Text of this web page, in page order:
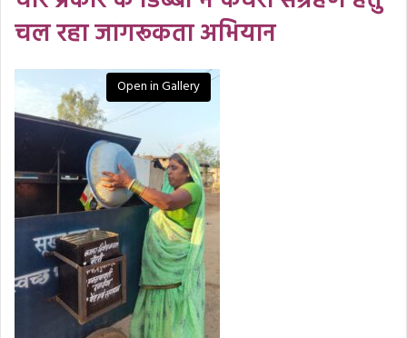
चल रहा जागरूकता अभियान
Open in Gallery